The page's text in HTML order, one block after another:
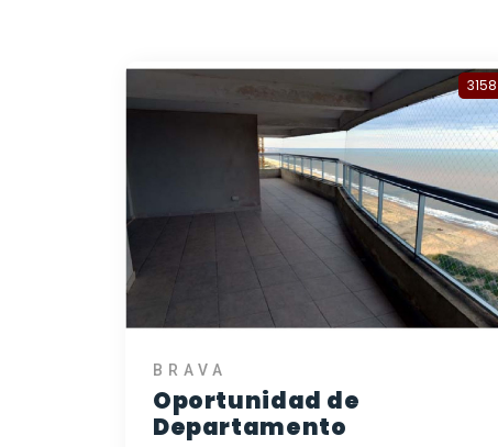
3158
BRAVA
Oportunidad de
Departamento